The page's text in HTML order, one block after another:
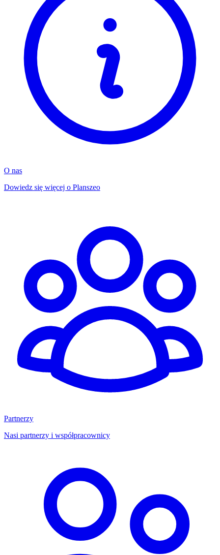
O nas
Dowiedz się więcej o Planszeo
Partnerzy
Nasi partnerzy i współpracownicy